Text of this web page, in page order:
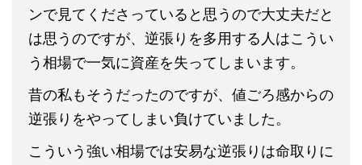
ンで見てくださっていると思うので大丈夫だと
は思うのですが、逆張りを多用する人はこうい
う相場で一気に資産を失ってしまいます。
昔の私もそうだったのですが、値ごろ感からの
逆張りをやってしまい負けていました。
こういう強い相場では安易な逆張りは命取りに